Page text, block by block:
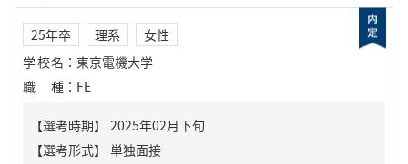
25年卒 理系
女性
学校名 ： 東京電機大学
職種 ： FE